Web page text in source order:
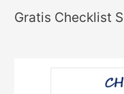
Gratis Checklist